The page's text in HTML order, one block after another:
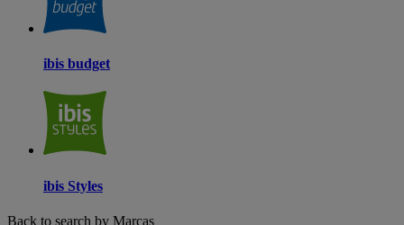
ibis budget
ibis Styles
Back to search by Marcas